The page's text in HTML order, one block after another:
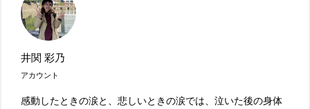
井関 彩乃
アカウント
感動したときの涙と、悲しいときの涙では、泣いた後の身体